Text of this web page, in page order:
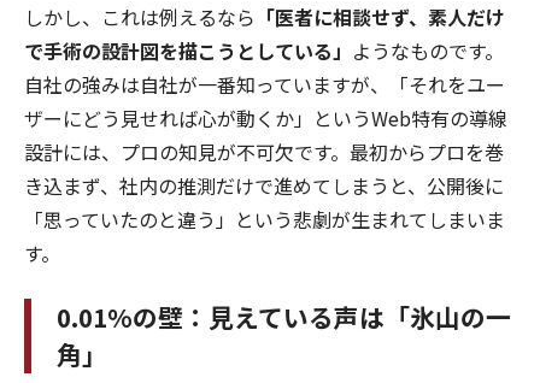
しかし、これは例えるなら 「医者に相談せず、素人だけ
で手術の設計図を描こうとしている」 ようなものです。
自社の強みは自社が一番知っていますが、「それをユー
ザーにどう見せれば心が動くか」というWeb特有の導線
設計には、プロの知見が不可欠です。最初からプロを巻
き込まず、社内の推測だけで進めてしまうと、公開後に
「思っていたのと違う」という悲劇が生まれてしまいま
す。
0.01%の壁：見えている声は「氷山の一
角」